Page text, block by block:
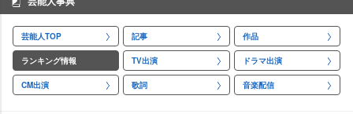
芸能人TOP 記事 作品
ランキング情報 TV出演 ドラマ出演
CM出演 歌詞 音楽配信